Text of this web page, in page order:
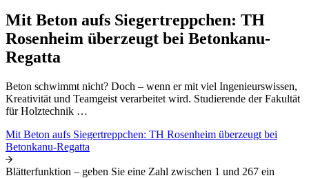
Mit Beton aufs Siegertreppchen: TH
Rosenheim überzeugt bei Betonkanu-
Regatta
Beton schwimmt nicht? Doch – wenn er mit viel Ingenieurswissen,
Kreativität und Teamgeist verarbeitet wird. Studierende der Fakultät
für Holztechnik …
Mit Beton aufs Siegertreppchen: TH Rosenheim überzeugt bei
Betonkanu-Regatta
Blätterfunktion – geben Sie eine Zahl zwischen 1 und 267 ein